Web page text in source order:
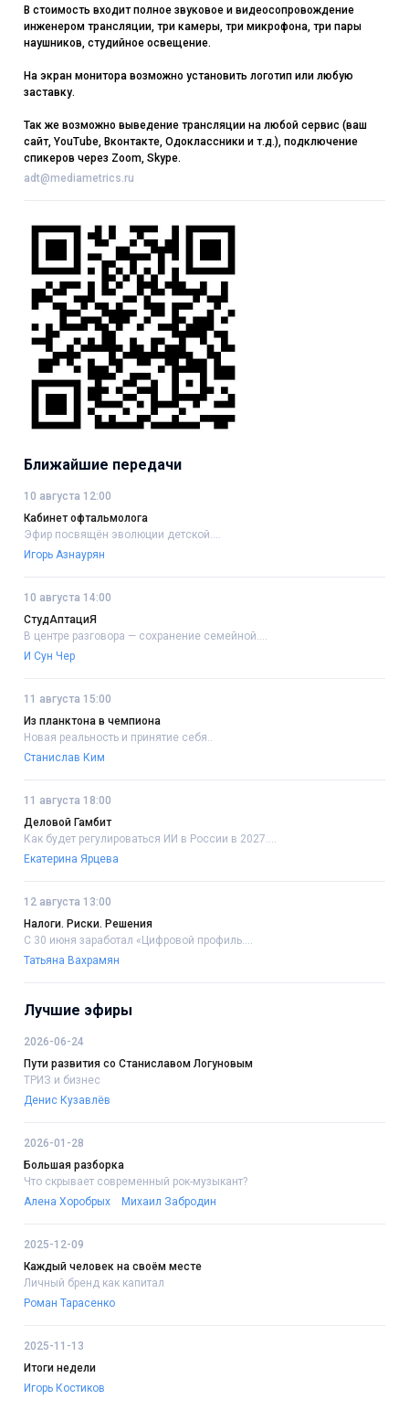
В стоимость входит полное звуковое и видеосопровождение
инженером трансляции, три камеры, три микрофона, три пары
наушников, студийное освещение.
На экран монитора возможно установить логотип или любую
заставку.
Так же возможно выведение трансляции на любой сервис (ваш
сайт, YouTube, Вконтакте, Одоклассники и т.д.), подключение
спикеров через Zoom, Skype.
adt@mediametrics.ru
Ближайшие передачи
10 августа 12:00
Кабинет офтальмолога
Эфир посвящён эволюции детской....
Игорь Азнаурян
10 августа 14:00
СтудАптациЯ
В центре разговора — сохранение семейной....
И Сун Чер
11 августа 15:00
Из планктона в чемпиона
Новая реальность и принятие себя..
Станислав Ким
11 августа 18:00
Деловой Гамбит
Как будет регулироваться ИИ в России в 2027....
Екатерина Ярцева
12 августа 13:00
Налоги. Риски. Решения
С 30 июня заработал «Цифровой профиль....
Татьяна Вахрамян
Лучшие эфиры
2026-06-24
Пути развития со Станиславом Логуновым
ТРИЗ и бизнес
Денис Кузавлёв
2026-01-28
Большая разборка
Что скрывает современный рок-музыкант?
Алена Хоробрых
Михаил Забродин
2025-12-09
Каждый человек на своём месте
Личный бренд как капитал
Роман Тарасенко
2025-11-13
Итоги недели
Игорь Костиков